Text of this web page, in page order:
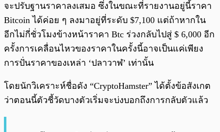
จะปรับฐานราคาลงเสมอ ซึ่งในขณะที่รายงานอยู่นี้ราคา
Bitcoin ได้ค่อย ๆ ลงมาอยู่ที่ระดับ $7,100 แต่ถ้าหากใน
อีกไม่กี่ชั่วโมงข้างหน้าราคา Btc ร่วงกลับไปสู่ $ 6,000 อีก
ครั้งการเคลื่อนไหวของราคาในครั้งนี้อาจเป็นแค่เพียง
การปั่นราคาของเหล่า ‘ปลาวาฬ’ เท่านั้น
โดยนักวิเคราะห์ชื่อดัง “CryptoHamster” ได้ตั้งข้อสังเกต
ว่าตอนนี้ตัวชี้วัดบางตัวเริ่มจะบ่งบอกถึงการกลับตัวแล้ว